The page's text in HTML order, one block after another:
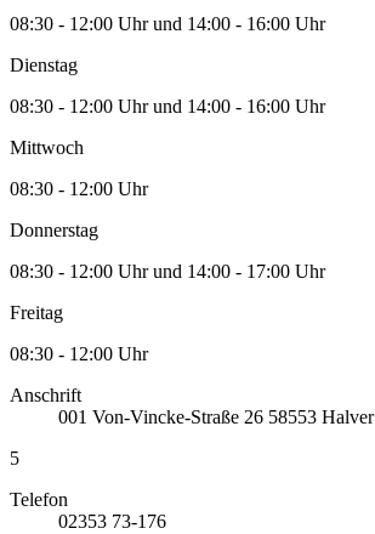
08:30 - 12:00 Uhr und 14:00 - 16:00 Uhr
Dienstag
08:30 - 12:00 Uhr und 14:00 - 16:00 Uhr
Mittwoch
08:30 - 12:00 Uhr
Donnerstag
08:30 - 12:00 Uhr und 14:00 - 17:00 Uhr
Freitag
08:30 - 12:00 Uhr
Anschrift
001 Von-Vincke-Straße 26 58553 Halver
5
Telefon
02353 73-176